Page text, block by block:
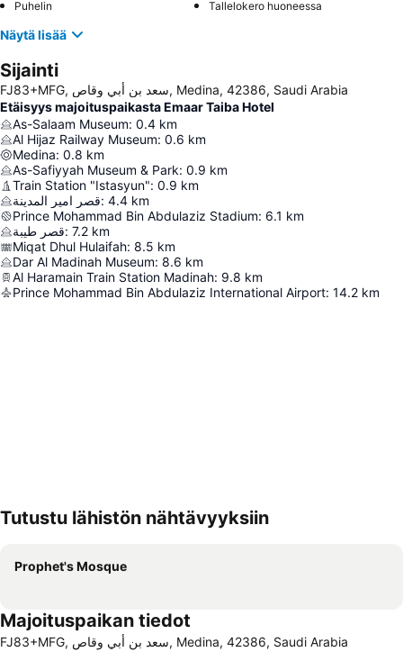
Puhelin Tallelokero huoneessa
Näytä lisää
Sijainti
FJ83+MFG, سعد بن أبي وقاص, Medina, 42386, Saudi Arabia
Etäisyys majoituspaikasta Emaar Taiba Hotel
As-Salaam Museum: 0.4 km
Al Hijaz Railway Museum: 0.6 km
Medina: 0.8 km
As-Safiyyah Museum & Park: 0.9 km
Train Station "Istasyun": 0.9 km
قصر امير المدينة: 4.4 km
Prince Mohammad Bin Abdulaziz Stadium: 6.1 km
قصر طيبة: 7.2 km
Miqat Dhul Hulaifah: 8.5 km
Dar Al Madinah Museum: 8.6 km
Al Haramain Train Station Madinah: 9.8 km
Prince Mohammad Bin Abdulaziz International Airport: 14.2 km
Tutustu lähistön nähtävyyksiin
Prophet's Mosque
Majoituspaikan tiedot
FJ83+MFG, سعد بن أبي وقاص, Medina, 42386, Saudi Arabia